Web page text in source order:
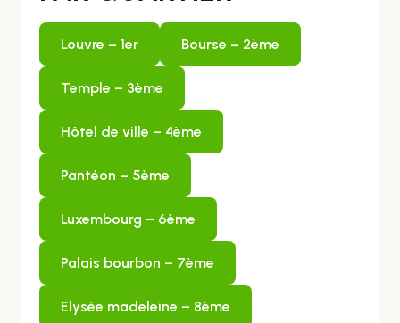
louvre – 1er bourse – 2ème
temple – 3ème
hôtel de ville – 4ème
pantéon – 5ème
luxembourg – 6ème
palais bourbon – 7ème
elysée madeleine – 8ème